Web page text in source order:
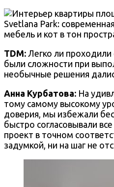
TDM: Легко ли проходили
были сложности при
необычные решения
Анна Курбатова: На
тому самому высокому
доверия, мы избежали
быстро согласовывали
проект в точном
задумкой, ни на шаг не